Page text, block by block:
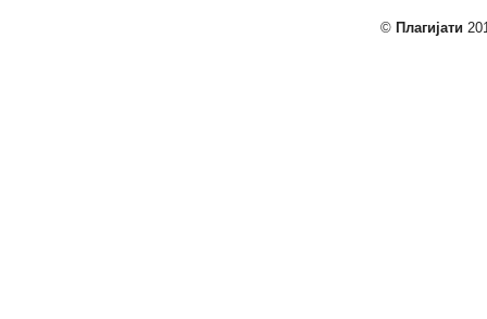
© Плагијати